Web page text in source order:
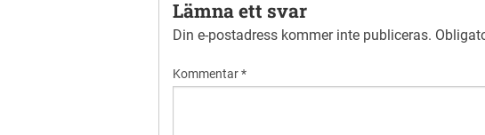
Lämna ett svar
Din e-postadress kommer inte publiceras.
Kommentar*